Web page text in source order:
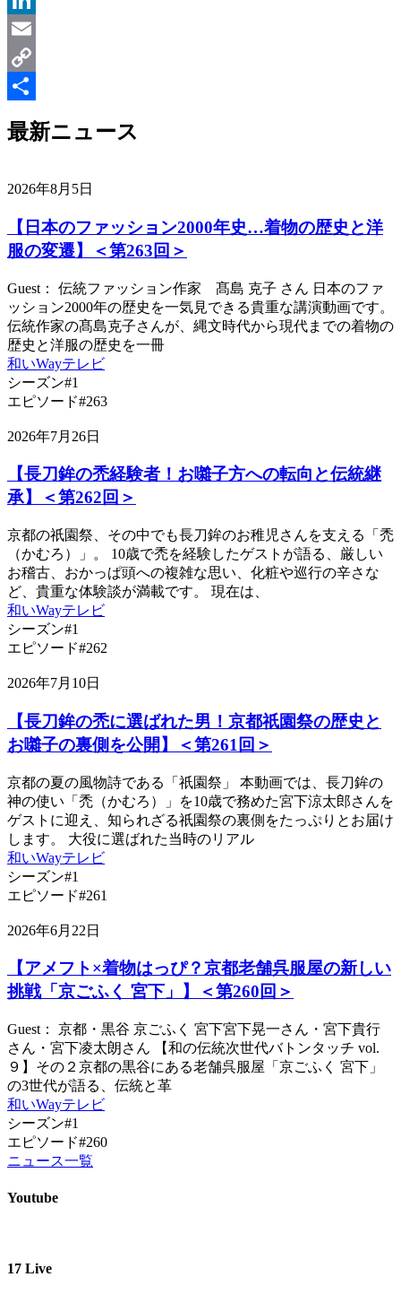
最新ニュース
2026年8月5日
【日本のファッション2000年史…着物の歴史と洋
服の変遷】＜第263回＞
Guest： 伝統ファッション作家 髙島 克子 さん 日本のファ
ッション2000年の歴史を一気見できる貴重な講演動画です。
伝統作家の髙島克子さんが、縄文時代から現代までの着物の
歴史と洋服の歴史を一冊
和いWayテレビ
シーズン#1
エピソード#263
2026年7月26日
【長刀鉾の禿経験者！お囃子方への転向と伝統継
承】＜第262回＞
京都の祇園祭、その中でも長刀鉾のお稚児さんを支える「禿
（かむろ）」。 10歳で禿を経験したゲストが語る、厳しい
お稽古、おかっぱ頭への複雑な思い、化粧や巡行の辛さな
ど、貴重な体験談が満載です。 現在は、
和いWayテレビ
シーズン#1
エピソード#262
2026年7月10日
【長刀鉾の禿に選ばれた男！京都祇園祭の歴史と
お囃子の裏側を公開】＜第261回＞
京都の夏の風物詩である「祇園祭」 本動画では、長刀鉾の
神の使い「禿（かむろ）」を10歳で務めた宮下涼太郎さんを
ゲストに迎え、知られざる祇園祭の裏側をたっぷりとお届け
します。 大役に選ばれた当時のリアル
和いWayテレビ
シーズン#1
エピソード#261
2026年6月22日
【アメフト×着物はっぴ？京都老舗呉服屋の新しい
挑戦「京ごふく 宮下」】＜第260回＞
Guest： 京都・黒谷 京ごふく 宮下宮下晃一さん・宮下貴行
さん・宮下凌太朗さん 【和の伝統次世代バトンタッチ vol.
９】その２京都の黒谷にある老舗呉服屋「京ごふく 宮下」
の3世代が語る、伝統と革
和いWayテレビ
シーズン#1
エピソード#260
ニュース一覧
Youtube
17 Live